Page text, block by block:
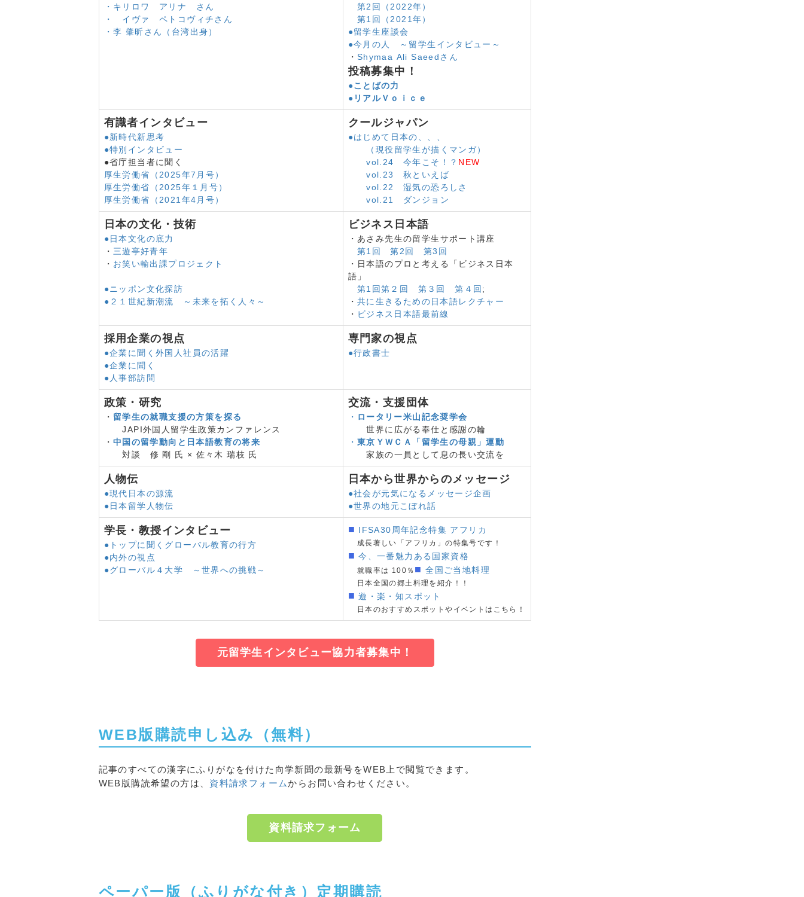
向学新聞2023年4月号
留学生の新規入国者数２０２２年は過去最高
向学新聞2023年1月号留学生数２年ぶりに増加
向学新聞2023年1月号 国家資格「登録日本語教員」 日本語教育機関を国が認定
教育未来創造会議、経済団体からの要望
多様な人材の活躍に関する重点要望
高等教育の資格の承認に関する世界規約
向学新聞
10月号
向学新聞7月号「日本で学べて嬉しい」 留学生の新規入国 ３か月で約９万人
向学新聞 7月号
向学新聞 7月号
外国人美容師就労可能に 東京都特区制度活用
向学新聞7月号日本語教育の推進 法制化に向けた有識者会議
向学新聞7月号2020年度留学生進路調査 外国人留学生就職率低下
2022/07/01 留学生30万人 コロナ前の水準に回復目指す
2022/04/06外国人支援のためのキャリアコンサルタント向けオンライン研修
2022年4月号留学生新規入国受け入れ再開
2022年4月号
2022年4月号
2022年4月号日本語教育機関在籍率２２・７％
小論文コンテスト 留学生健闘 大学生の部２作品入賞
2022/01/14感染対策と受入れの両立求める声（向学新聞１月号）
2022/01/14日本語教育機関卒業生 就職活動のための「特定活動」（向学新聞１月号）
2022/01/14多様な人材の活躍に関する調査 日本・東京商工会議所（向学新聞１月号）
2022/01/14文化庁 オンライン日本語教育実証事業（向学新聞１月号）
2021/11/19
2021/09/30
2021/09/30留学生の入国制限緩和を願う声
2021/07/16
JASSO全国キャリア教育・就職ガイダンス
2021/07/01政府主導各種政策が進展 当事者の声の汲み上げ、周知の面で課題
2021/07/01私費外国人留学生 生活実態調査
2021/07/01VYSA OSAKA ONLINE JOBFAIR 留学生自ら出会いの機会創出
2021/05/172019年の留学生の日本国内での就職状況 過去最高を更新 不許可率の増加
国管理庁）
2021/03/31厚生労働省がいよいよ本腰 外国人労働者も働きやすい職場環境の整備
2021/02/08外国人労働者数 過去最高を更新するも増加率が大幅に低下
2020/11/30留学生の起業を後押し 起業準備期間として在留資格「特定活動」で最長2年
2020/11/17外国人在留支援センター（FRESC）開所から4か月
2020/11/10
留学生の就職支援 上智大学とハローワーク新宿が協定
▼向学新聞より
やさしい日本語ガイドライン（出入国在留管理庁・文化庁）
特集 留学生の就職活動2020（向学新聞）
4省庁8機関が集結、相談体制のバリアフリー化
外国人共生施策を強化
留学生の就職、過去最高を更新
外国人関連施策を拡充 骨太方針
2018年 6月号在留外国人256万人 過去最多
2018年 4月号外国人労働者数５年連続過去最高
・キリロワ アリナ さん
・ イヴァ ペトコヴィチさん
・李 肇昕さん（台湾出身）
第2回（2022年）
第1回（2021年）
●留学生座談会
●今月の人 ～留学生インタビュー～
・ Shymaa Ali Saeedさん
投稿募集中！
●ことばの力
● リアルＶｏｉｃｅ
有識者インタビュー
●新時代新思考
●特別インタビュー
●省庁担当者に聞く
厚生労働省（2025年7月号）
厚生労働省（2025年１月号）
厚生労働省（2021年4月号）
クールジャパン
●はじめて日本の、、、
（現役留学生が描くマンガ）
vol.24 今年こそ！？ NEW
vol.23 秋といえば
vol.22 湿気の恐ろしさ
vol.21 ダンジョン
日本の文化・技術
●日本文化の底力
・ 三遊亭好青年
・ お笑い輸出課プロジェクト
●ニッポン文化探訪
●２１世紀新潮流 ～未来を拓く人々～
ビジネス日本語
・あさみ先生の留学生サポート講座
第1回
第2回
第3回
・日本語のプロと考える「ビジネス日本
語」
第1回第２回 第３回 第４回 ;
・ 共に生きるための日本語レクチャー
・ ビジネス日本語最前線
採用企業の視点
●企業に聞く外国人社員の活躍
●企業に聞く
●人事部訪問
専門家の視点
●行政書士
政策・研究
・ 留学生の就職支援の方策を探る
JAPI外国人留学生政策カンファレンス
・ 中国の留学動向と日本語教育の将来
対談 修 剛 氏 × 佐々木 瑞枝 氏
交流・支援団体
・ ロータリー米山記念奨学会
世界に広がる奉仕と感謝の輪
・ 東京ＹＷＣＡ「留学生の母親」運動
家族の一員として息の長い交流を
人物伝
●現代日本の源流
●日本留学人物伝
日本から世界からのメッセージ
●社会が元気になるメッセージ企画
●世界の地元こぼれ話
学長・教授インタビュー
●トップに聞くグローバル教育の行方
●内外の視点
●グローバル４大学 ～世界への挑戦～
■ IFSA30周年記念特集 アフリカ
成長著しい「アフリカ」の特集号です！
■ 今、一番魅力ある国家資格
就職率は 100％ ■ 全国ご当地料理
日本全国の郷土料理を紹介！！
■ 遊・楽・知スポット
日本のおすすめスポットやイベントはこちら！
元留学生インタビュー協力者募集中！
WEB版購読申し込み（無料）
記事のすべての漢字にふりがなを付けた 向学新聞の最新号をWEB上で閲覧できます。
WEB版購読希望の方は、 資料請求フォームからお問い合わせください。
資料請求フォーム
ペーパー版（ふりがな付き）定期購読